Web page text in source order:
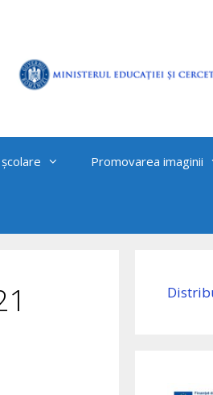
Promovarea imaginii